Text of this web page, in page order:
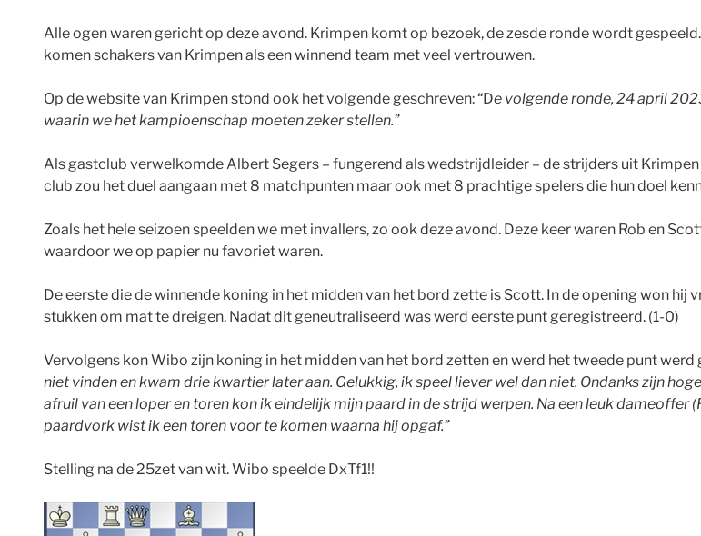
Alle ogen waren gericht op deze avond. Krimpen komt op bezoek, de zesde ronde wordt
komen schakers van Krimpen als een winnend team met veel vertrouwen.
Op de website van Krimpen stond ook het volgende geschreven: “De volgende ronde, 24 april
waarin we het kampioenschap moeten zeker stellen.”
Als gastclub verwelkomde Albert Segers – fungerend als wedstrijdleider – de strijders uit
club zou het duel aangaan met 8 matchpunten maar ook met 8 prachtige spelers die hun doel
Zoals het hele seizoen speelden we met invallers, zo ook deze avond. Deze keer waren Rob en
waardoor we op papier nu favoriet waren.
De eerste die de winnende koning in het midden van het bord zette is Scott. In de opening won
stukken om mat te dreigen. Nadat dit geneutraliseerd was werd eerste punt geregistreerd. (1-0)
Vervolgens kon Wibo zijn koning in het midden van het bord zetten en werd het tweede punt
niet vinden en kwam drie kwartier later aan. Gelukkig, ik speel liever wel dan niet. Ondanks zijn
afruil van een loper en toren kon ik eindelijk mijn paard in de strijd werpen. Na een leuk
paardvork wist ik een toren voor te komen waarna hij opgaf.”
Stelling na de 25zet van wit. Wibo speelde DxTf1!!